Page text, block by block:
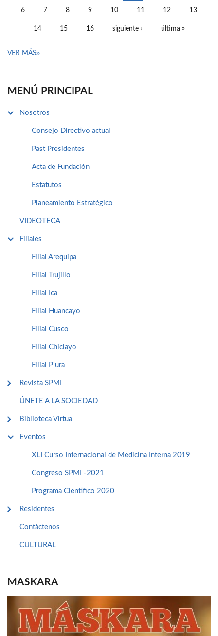
6 7 8 9 10 11 12 13
14 15 16 siguiente › última »
VER MÁS
MENÚ PRINCIPAL
Nosotros
Consejo Directivo actual
Past Presidentes
Acta de Fundación
Estatutos
Planeamiento Estratégico
VIDEOTECA
Filiales
Filial Arequipa
Filial Trujillo
Filial Ica
Filial Huancayo
Filial Cusco
Filial Chiclayo
Filial Piura
Revista SPMI
ÚNETE A LA SOCIEDAD
Biblioteca Virtual
Eventos
XLI Curso Internacional de Medicina Interna 2019
Congreso SPMI -2021
Programa Cientifico 2020
Residentes
Contáctenos
CULTURAL
MASKARA